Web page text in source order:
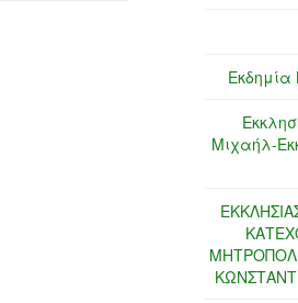
Εκδημία
Μιχαήλ-